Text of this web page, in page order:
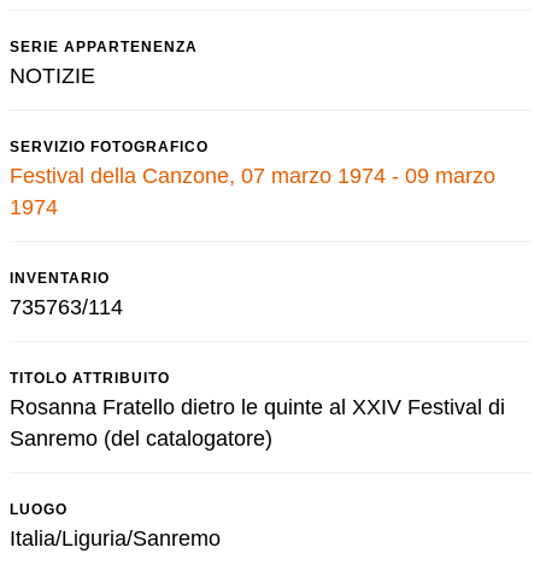
SERIE APPARTENENZA
NOTIZIE
SERVIZIO FOTOGRAFICO
Festival della Canzone, 07 marzo 1974 - 09 marzo
1974
INVENTARIO
735763/114
TITOLO ATTRIBUITO
Rosanna Fratello dietro le quinte al XXIV Festival di
Sanremo (del catalogatore)
LUOGO
Italia/Liguria/Sanremo